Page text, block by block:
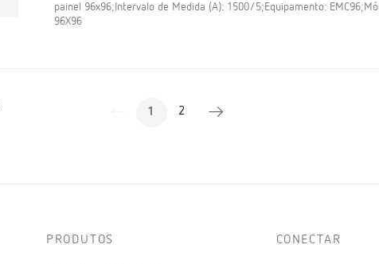
painel 96x96;Intervalo de Medida (A): 1500/5;Equipamento:
96X96
1 2
PRODUTOS CONECTAR